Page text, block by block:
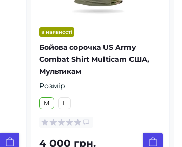
в наявності
Бойова сорочка US Army
Combat Shirt Multicam США,
Мультикам
Розмір
M L
4 000 грн.